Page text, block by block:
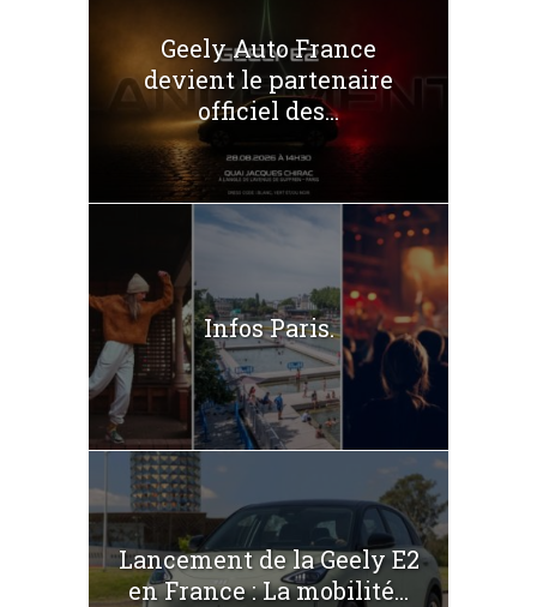
Geely Auto France
devient le partenaire
officiel des...
Infos Paris.
Lancement de la Geely E2
en France : La mobilité...